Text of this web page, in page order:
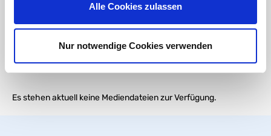
Alle Cookies zulassen
Nur notwendige Cookies verwenden
E-Mail:comercial@aquaram.es
Medien
Es stehen aktuell keine Mediendateien zur Verfügung.